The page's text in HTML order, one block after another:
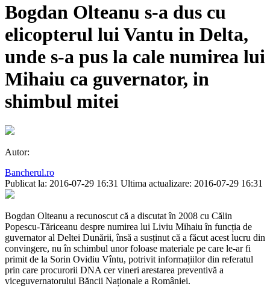
Bogdan Olteanu s-a dus cu
elicopterul lui Vantu in Delta,
unde s-a pus la cale numirea lui
Mihaiu ca guvernator, in
shimbul mitei
Autor:
Bancherul.ro
Publicat la: 2016-07-29 16:31 Ultima actualizare: 2016-07-29 16:31
Bogdan Olteanu a recunoscut că a discutat în 2008 cu Călin
Popescu-Tăriceanu despre numirea lui Liviu Mihaiu în funcția de
guvernator al Deltei Dunării, însă a susținut că a făcut acest lucru din
convingere, nu în schimbul unor foloase materiale pe care le-ar fi
primit de la Sorin Ovidiu Vîntu, potrivit informațiilor din referatul
prin care procurorii DNA cer vineri arestarea preventivă a
viceguvernatorului Băncii Naționale a României.